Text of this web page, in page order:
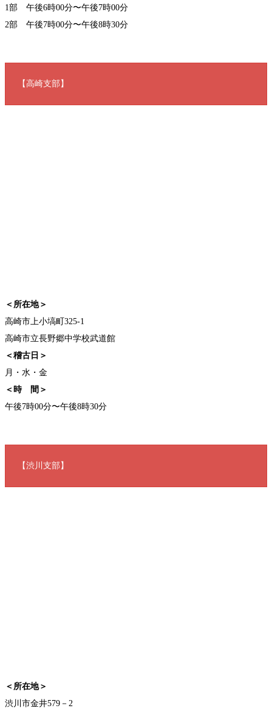
1部 午後6時00分〜午後7時00分
2部 午後7時00分〜午後8時30分
【高崎支部】
＜所在地＞
高崎市上小塙町325-1
高崎市立長野郷中学校武道館
＜稽古日＞
月・水・金
＜時 間＞
午後7時00分〜午後8時30分
【渋川支部】
＜所在地＞
渋川市金井579－2